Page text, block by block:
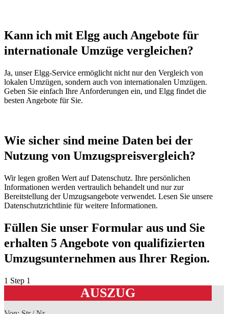
Kann ich mit Elgg auch Angebote für
internationale Umzüge vergleichen?
Ja, unser Elgg-Service ermöglicht nicht nur den Vergleich von
lokalen Umzügen, sondern auch von internationalen Umzügen.
Geben Sie einfach Ihre Anforderungen ein, und Elgg findet die
besten Angebote für Sie.
Wie sicher sind meine Daten bei der
Nutzung von Umzugspreisvergleich?
Wir legen großen Wert auf Datenschutz. Ihre persönlichen
Informationen werden vertraulich behandelt und nur zur
Bereitstellung der Umzugsangebote verwendet. Lesen Sie unsere
Datenschutzrichtlinie für weitere Informationen.
Füllen Sie unser Formular aus und Sie
erhalten 5 Angebote von qualifizierten
Umzugsunternehmen aus Ihrer Region.
1 Step 1
AUSZUG